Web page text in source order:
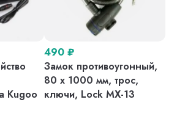
Kugoo
490 ₽
Замок противоугонный,
80 х 1000 мм, трос,
ключи, Lock MX-13